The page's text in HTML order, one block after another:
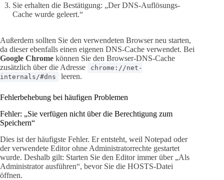
Sie erhalten die Bestätigung: „Der DNS-Auflösungs-
Cache wurde geleert.“
Außerdem sollten Sie den verwendeten Browser neu starten,
da dieser ebenfalls einen eigenen DNS-Cache verwendet. Bei
Google Chrome können Sie den Browser-DNS-Cache
zusätzlich über die Adresse
chrome://net-
internals/#dns
leeren.
Fehlerbehebung bei häufigen Problemen
Fehler: „Sie verfügen nicht über die Berechtigung zum
Speichern“
Dies ist der häufigste Fehler. Er entsteht, weil Notepad oder
der verwendete Editor ohne Administratorrechte gestartet
wurde. Deshalb gilt: Starten Sie den Editor immer über „Als
Administrator ausführen“, bevor Sie die HOSTS-Datei
öffnen.